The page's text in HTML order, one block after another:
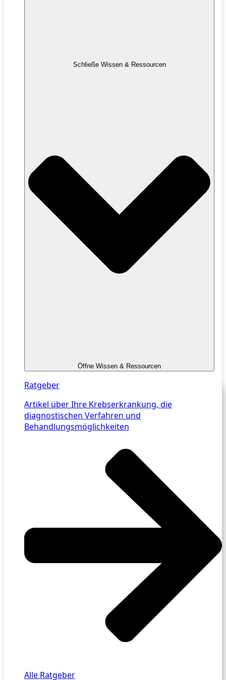
Schließe Wissen & Ressourcen
Öffne Wissen & Ressourcen
Ratgeber
Artikel über Ihre Krebserkrankung, die
diagnostischen Verfahren und
Behandlungsmöglichkeiten
Alle Ratgeber